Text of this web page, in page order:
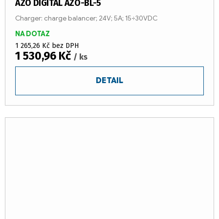
AZO DIGITAL AZO-BL-5
NA DOTAZ
1 265,26 Kč bez DPH
1 530,96 Kč / ks
DETAIL
Charger: charge balancer; 24V; 5A; 15÷30VDC